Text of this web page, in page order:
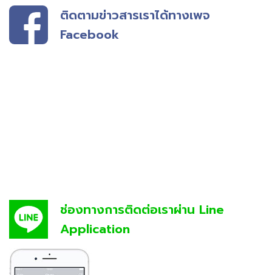
ติดตามข่าวสารเราได้ทางเพจ
Facebook
ช่องทางการติดต่อเราผ่าน Line
Application